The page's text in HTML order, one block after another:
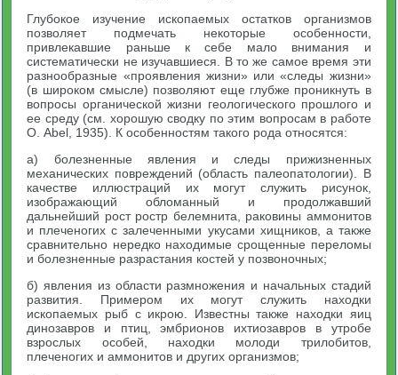
Глубокое изучение ископаемых остатков организмов
позволяет подмечать некоторые особенности,
привлекавшие раньше к себе мало внимания и
систематически не изучавшиеся. В то же самое время эти
разнообразные «проявления жизни» или «следы жизни»
(в широком смысле) позволяют еще глубже проникнуть в
вопросы органической жизни геологического прошлого и
ее среду (см. хорошую сводку по этим вопросам в работе
О. Abel, 1935). К особенностям такого рода относятся:
а) болезненные явления и следы прижизненных
механических повреждений (область палеопатологии). В
качестве иллюстраций их могут служить рисунок,
изображающий обломанный и продолжавший
дальнейший рост ростр белемнита, раковины аммонитов
и плеченогих с залеченными укусами хищников, а также
сравнительно нередко находимые срощенные переломы
и болезненные разрастания костей у позвоночных;
б) явления из области размножения и начальных стадий
развития. Примером их могут служить находки
ископаемых рыб с икрою. Известны также находки яиц
динозавров и птиц, эмбрионов ихтиозавров в утробе
взрослых особей, находки молоди трилобитов,
плеченогих и аммонитов и других организмов;